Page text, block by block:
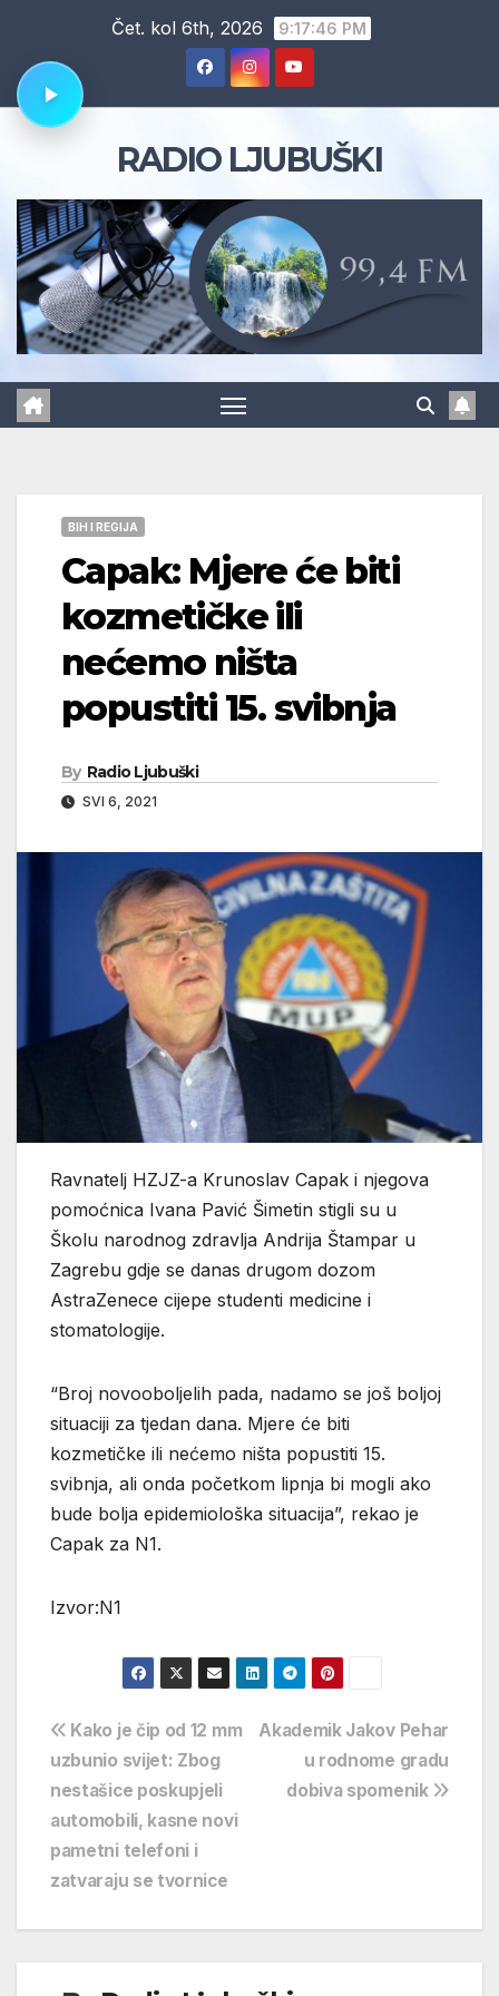
content
Čet. kol 6th, 2026 9:17:47 PM
RADIO LJUBUŠKI
BIH I REGIJA
Capak: Mjere će biti
kozmetičke ili
nećemo ništa
popustiti 15. svibnja
By Radio Ljubuški
SVI 6, 2021
Ravnatelj HZJZ-a Krunoslav Capak i njegova
pomoćnica Ivana Pavić Šimetin stigli su u
Školu narodnog zdravlja Andrija Štampar u
Zagrebu gdje se danas drugom dozom
AstraZenece cijepe studenti medicine i
stomatologije.
“Broj novooboljelih pada, nadamo se još boljoj
situaciji za tjedan dana. Mjere će biti
kozmetičke ili nećemo ništa popustiti 15.
svibnja, ali onda početkom lipnja bi mogli ako
bude bolja epidemiološka situacija”, rekao je
Capak za N1.
Izvor:N1
Navigacija
objava
Akademik Jakov Pehar
u rodnome gradu
dobiva spomenik
Kako je čip od 12 mm
uzbunio svijet: Zbog
nestašice poskupjeli
automobili, kasne novi
pametni telefoni i
zatvaraju se tvornice